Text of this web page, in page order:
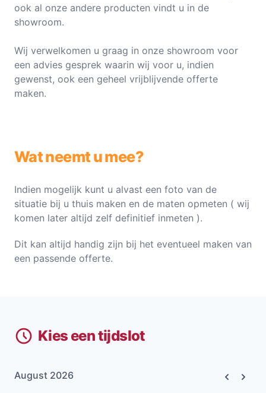
ook al onze andere producten vindt u in de
showroom.
Wij verwelkomen u graag in onze showroom voor
een advies gesprek waarin wij voor u, indien
gewenst, ook een geheel vrijblijvende offerte
maken.
Wat neemt u mee?
Indien mogelijk kunt u alvast een foto van de
situatie bij u thuis maken en de maten opmeten ( wij
komen later altijd zelf definitief inmeten ).
Dit kan altijd handig zijn bij het eventueel maken van
een passende offerte.
Kies een tijdslot
August 2026